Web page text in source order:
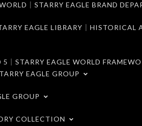
｜STARRY EAGLE BRAND
EAGLE LIBRARY｜HISTORICAL
｜STARRY EAGLE WORLD
EAGLE GROUP
GROUP
COLLECTION